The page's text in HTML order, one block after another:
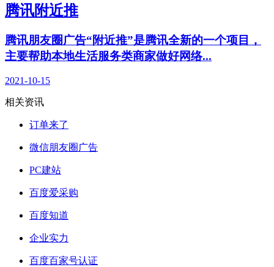
腾讯附近推
腾讯朋友圈广告“附近推”是腾讯全新的一个项目，
主要帮助本地生活服务类商家做好网络...
2021-10-15
相关资讯
订单来了
微信朋友圈广告
PC建站
百度爱采购
百度知道
企业实力
百度百家号认证